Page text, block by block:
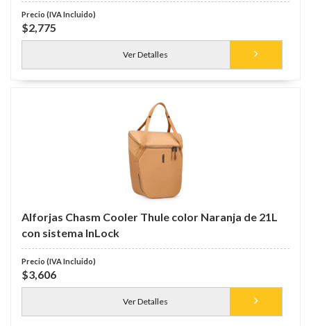
$2,775
Ver Detalles
Alforjas Chasm Cooler Thule color Naranja de 21L
con sistema InLock
$3,606
Ver Detalles